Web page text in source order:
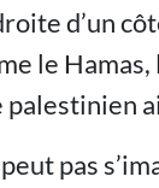
d’un
le
pas